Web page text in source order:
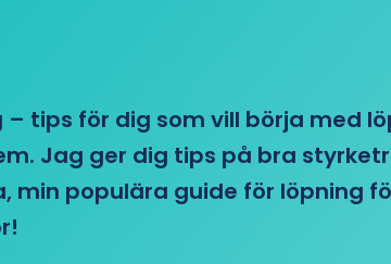
tips för dig som vill börja med
Jag ger dig tips på bra
min populära guide för löpning